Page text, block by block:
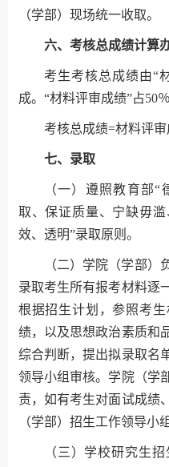
（学部）现场统一收取。
六、考核总成绩计算
考生考核总成绩由“
成。“材料评审成绩”占50
考核总成绩=材料评审
七、录取
（一）遵照教育部
取、保证质量、宁缺毋
效、透明”录取原则。
（二）学院（学部）
录取考生所有报考材料逐
根据招生计划，参照考
绩，以及思想政治素质和
综合判断，提出拟录取名
领导小组审核。学院（学
责，如有考生对面试成绩
（学部）招生工作领导小
（三）学校研究生